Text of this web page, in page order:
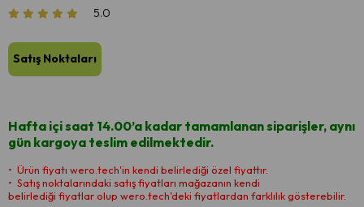
5.0
Satış Noktaları
Hafta içi saat 14.00’a kadar tamamlanan siparişler, aynı
gün kargoya teslim edilmektedir.
•⁠ ⁠Ürün fiyatı wero.tech'in kendi belirlediği özel fiyattır.
•⁠ ⁠Satış noktalarındaki satış fiyatları mağazanın kendi
belirlediği fiyatlar olup wero.tech'deki fiyatlardan farklılık gösterebilir.